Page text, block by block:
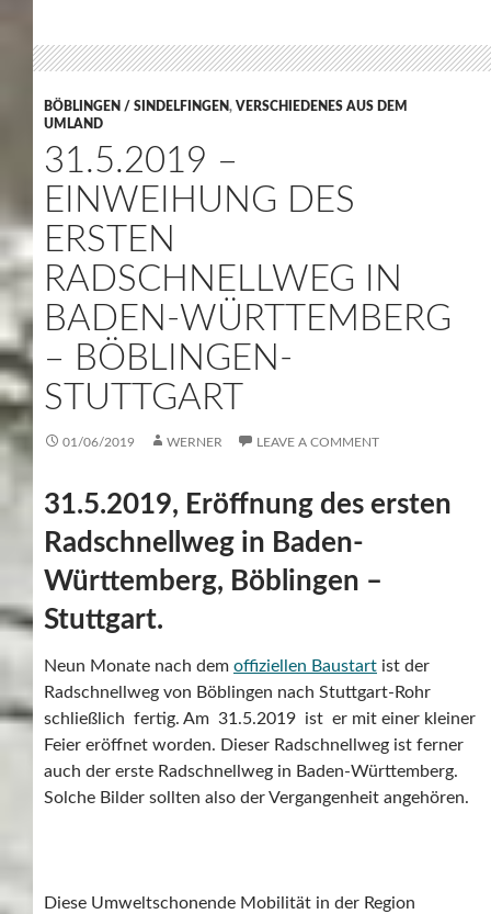
BÖBLINGEN / SINDELFINGEN, VERSCHIEDENES AUS DEM
UMLAND
31.5.2019 –
EINWEIHUNG DES
ERSTEN
RADSCHNELLWEG IN
BADEN-WÜRTTEMBERG
– BÖBLINGEN-
STUTTGART
01/06/2019 WERNER LEAVE A COMMENT
31.5.2019, Eröffnung des ersten
Radschnellweg in Baden-
Württemberg, Böblingen –
Stuttgart.
Neun Monate nach dem offiziellen Baustart ist der
Radschnellweg von Böblingen nach Stuttgart-Rohr
schließlich fertig. Am 31.5.2019 ist er mit einer kleiner
Feier eröffnet worden. Dieser Radschnellweg ist ferner
auch der erste Radschnellweg in Baden-Württemberg.
Solche Bilder sollten also der Vergangenheit angehören.
Diese Umweltschonende Mobilität in der Region